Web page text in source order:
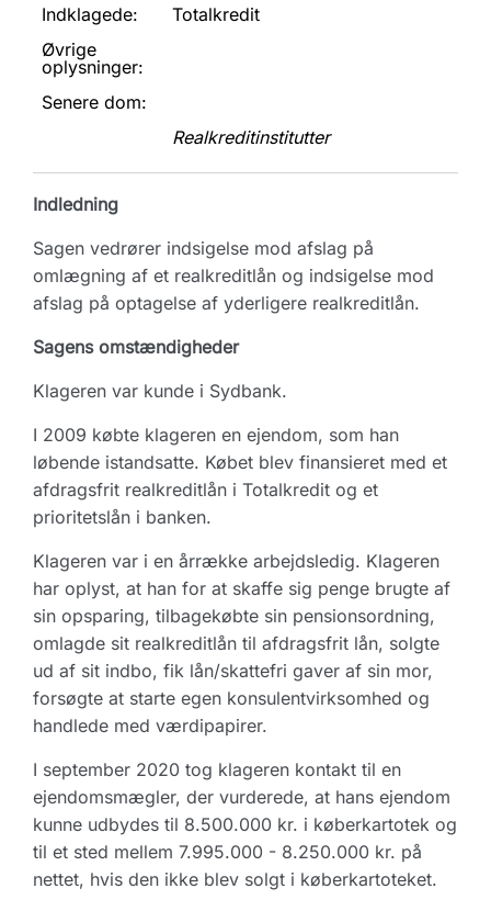
Indklagede:
Totalkredit
Øvrige
oplysninger:
Senere dom:
Realkreditinstitutter
Indledning
Sagen vedrører indsigelse mod afslag på
omlægning af et realkreditlån og indsigelse mod
afslag på optagelse af yderligere realkreditlån.
Sagens omstændigheder
Klageren var kunde i Sydbank.
I 2009 købte klageren en ejendom, som han
løbende istandsatte. Købet blev finansieret med et
afdragsfrit realkreditlån i Totalkredit og et
prioritetslån i banken.
Klageren var i en årrække arbejdsledig. Klageren
har oplyst, at han for at skaffe sig penge brugte af
sin opsparing, tilbagekøbte sin pensionsordning,
omlagde sit realkreditlån til afdragsfrit lån, solgte
ud af sit indbo, fik lån/skattefri gaver af sin mor,
forsøgte at starte egen konsulentvirksomhed og
handlede med værdipapirer.
I september 2020 tog klageren kontakt til en
ejendomsmægler, der vurderede, at hans ejendom
kunne udbydes til 8.500.000 kr. i køberkartotek og
til et sted mellem 7.995.000 - 8.250.000 kr. på
nettet, hvis den ikke blev solgt i køberkartoteket.